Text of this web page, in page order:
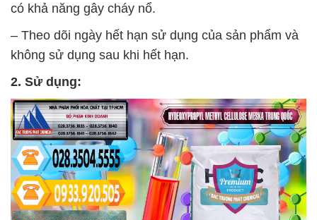
có khả năng gây cháy nổ.
– Theo dõi ngày hết hạn sử dụng của sản phẩm và
không sử dụng sau khi hết hạn.
2. Sử dụng: